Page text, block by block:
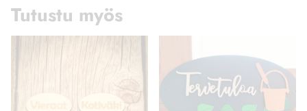
Tutustu myös